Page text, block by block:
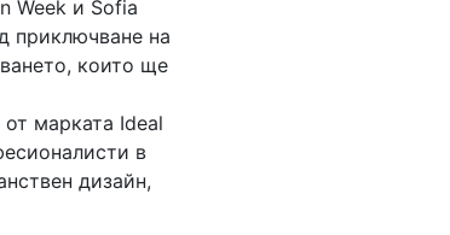
Week и Sofia
приключване на
които ще
марката Ideal
в
дизайн,